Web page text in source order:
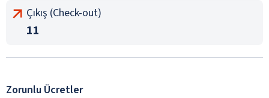
Çıkış (Check-out)
11
Zorunlu Ücretler